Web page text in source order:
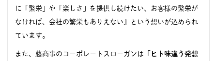
に「繁栄」や「楽しさ」を提供し続けたい、お客様の繁栄が
なければ、会社の繁栄もありえない』という想いが込められ
ています。
また、藤商事のコーポレートスローガンは
「ヒト味違う発想